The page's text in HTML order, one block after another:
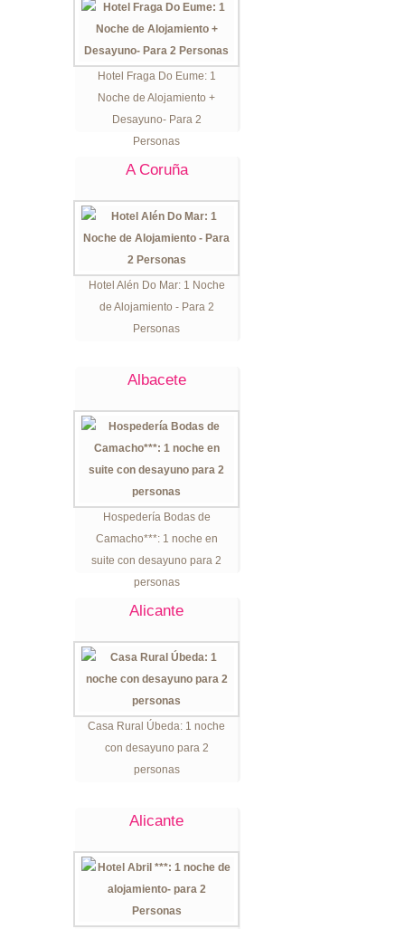
Hotel Fraga Do Eume: 1
Noche de Alojamiento +
Desayuno- Para 2
Personas
A Coruña
Hotel Alén Do Mar: 1 Noche
de Alojamiento - Para 2
Personas
Albacete
Hospedería Bodas de
Camacho***: 1 noche en
suite con desayuno para 2
personas
Alicante
Casa Rural Úbeda: 1 noche
con desayuno para 2
personas
Alicante